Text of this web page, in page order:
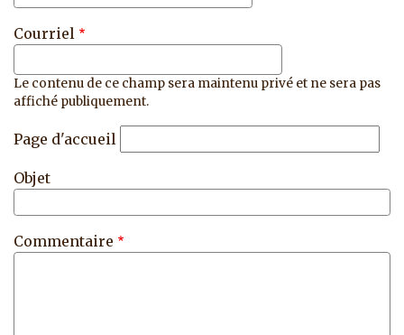
Courriel
Le contenu de ce champ sera maintenu privé et ne sera pas
affiché publiquement.
Page d'accueil
Objet
Commentaire